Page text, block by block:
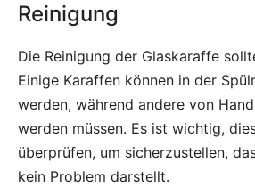
Reinigung
Die Reinigung der Glaskaraffe
Einige Karaffen können in der
werden, während andere von
werden müssen. Es ist wichtig,
überprüfen, um sicherzustellen,
kein Problem darstellt.